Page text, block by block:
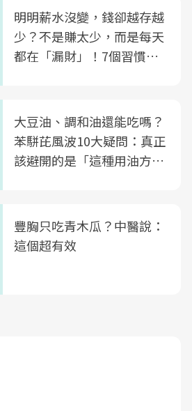
明明薪水沒變，錢卻越存越
少？不是賺太少，而是每天
都在「漏財」！7個習慣一
大豆油、調和油還能吃嗎？
苯駢芘風波10大疑問：真正
該避開的是「這種用油方
豐胸只吃青木瓜？中醫說：
這個超有效